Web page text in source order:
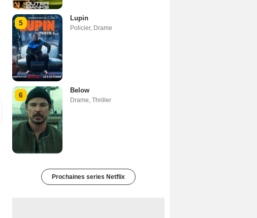
5
Lupin
Policier, Drame
6
Below
Drame, Thriller
Prochaines series Netflix